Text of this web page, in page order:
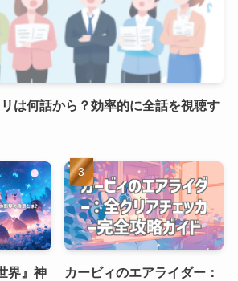
は何話から？効率的に全話を視聴す
界』神
カービィのエアライダー：